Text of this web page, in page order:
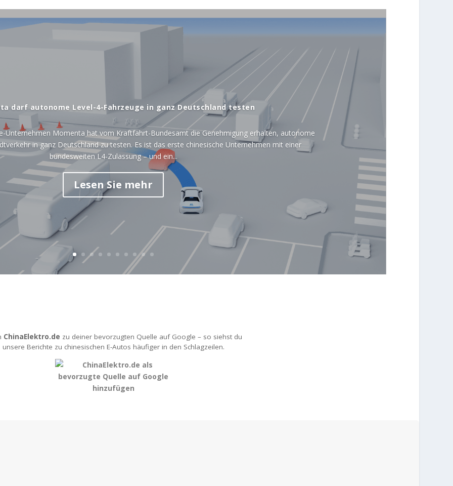
darf autonome Level-4-Fahrzeuge in ganz Deutschland testen
Unternehmen Momenta hat vom Kraftfahrt-Bundesamt die Genehmigung erhalten, autonome
in ganz Deutschland zu testen. Es ist das erste chinesische Unternehmen mit einer
bundesweiten L4-Zulassung – und ein...
Lesen Sie mehr
ChinaElektro.de zu deiner bevorzugten Quelle auf Google – so siehst du
unsere Berichte zu chinesischen E-Autos häufiger in den Schlagzeilen.